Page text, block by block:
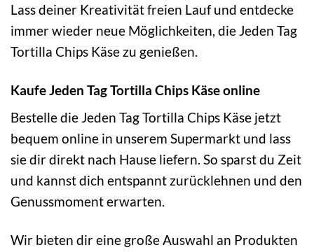
Lass deiner Kreativität freien Lauf und entdecke
immer wieder neue Möglichkeiten, die Jeden Tag
Tortilla Chips Käse zu genießen.
Kaufe Jeden Tag Tortilla Chips Käse online
Bestelle die Jeden Tag Tortilla Chips Käse jetzt
bequem online in unserem Supermarkt und lass
sie dir direkt nach Hause liefern. So sparst du Zeit
und kannst dich entspannt zurücklehnen und den
Genussmoment erwarten.
Wir bieten dir eine große Auswahl an Produkten